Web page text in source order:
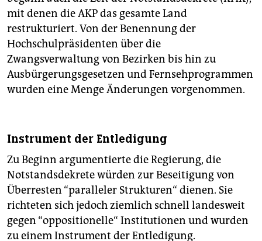
genossenschaft
epaper login
mit denen die AKP das gesamte Land
restrukturiert. Von der Benennung der
Hochschulpräsidenten über die
Zwangsverwaltung von Bezirken bis hin zu
Ausbürgerungsgesetzen und Fernsehprogrammen
wurden eine Menge Änderungen vorgenommen.
Instrument der Entledigung
Zu Beginn argumentierte die Regierung, die
Notstandsdekrete würden zur Beseitigung von
Überresten “paralleler Strukturen“ dienen. Sie
richteten sich jedoch ziemlich schnell landesweit
gegen “oppositionelle“ Institutionen und wurden
zu einem Instrument der Entledigung.